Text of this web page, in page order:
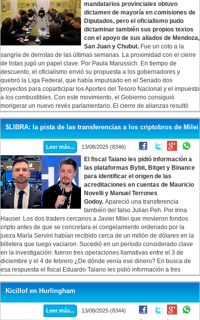
mandatarios provinciales obtuvo
dictamen de mayoría en comisiones de
Diputados, pero el oficialismo pudo
dictaminar también sus propios textos
con el apoyo de sus aliados de Mendoza,
San Juan y Chubut. Fue un coto a la
sangría de derrotas de las últimas semanas. La proximidad con el cierre
de listas jugó un papel clave. Por Paula Marussich. En tiempo de
descuento, el oficialismo envió su propuesta a los gobernadores y
quebró la Liga Federal, que había impulsado en el Senado dos
proyectos para coparticipar los Aportes del Tesoro Nacional y el impuesto
a los combustibles. Con este movimiento, el Gobierno consiguió
morigerar un nuevo revés parlamentario. El cierre de alianzas resultó
clave para sumar el respaldo del mendocino Alfredo Cornejo y del
sanjuanino Marcelo Orrego, quienes acompañaron las iniciativas de la
Casa Rosada.
$LIBRA: la pista de las transferencias a los criptobros de Milei
Leer más... 13/08/2025 (8346)
El fiscal Taiano les pidió información a
las plataformas Bybit, Bitget y Binance
para identificar el origen de las
acreditaciones en cuentas de Mauricio
Novelli y Manuel Terrones
Godoy. Apareció una transferencia
también del falso Julian Peh. Por Irina
Hauser. Los dos traders cercanos a Javier Milei que movieron fondos
cripto antes de que se concretara el congelamiento ordenado por la
jueza María Servini habían recibido cerca de un millón de dólares en la
billetera que luego vaciaron. Sucedió en un período considerado clave
en la investigación: fueron tres operaciones llamativas entre el 3 de
diciembre y el 4 de febrero ¿De dónde venía ese dinero? En busca de
esa respuesta el fiscal Eduardo Taiano les pidió información a tres
exchange (plataformas que funcionan como bancos virtuales) que
intervinieron en las operaciones en cuestión: Bybit, Bitget y Binance.
Busca identificar a los usuarios. Apareció una transferencia también del
falso Julian Peh.
Kicillof en Hurlingham
Leer más... 13/08/2025 (8344)